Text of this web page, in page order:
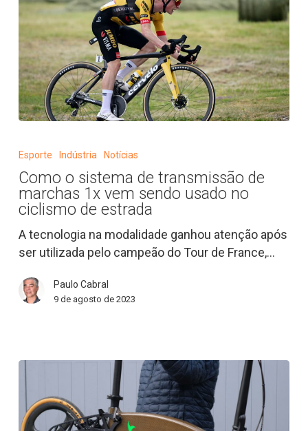
sistema
de
transmissão
de
marchas
1x
sendo
usado
de
Esporte Indústria Notícias
Como o sistema de transmissão de
marchas 1x vem sendo usado no
ciclismo de estrada
A tecnologia na modalidade ganhou atenção após
ser utilizada pelo campeão do Tour de France,…
Paulo Cabral
9 de agosto de 2023